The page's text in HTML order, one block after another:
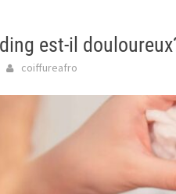
est-il
coiffureafro